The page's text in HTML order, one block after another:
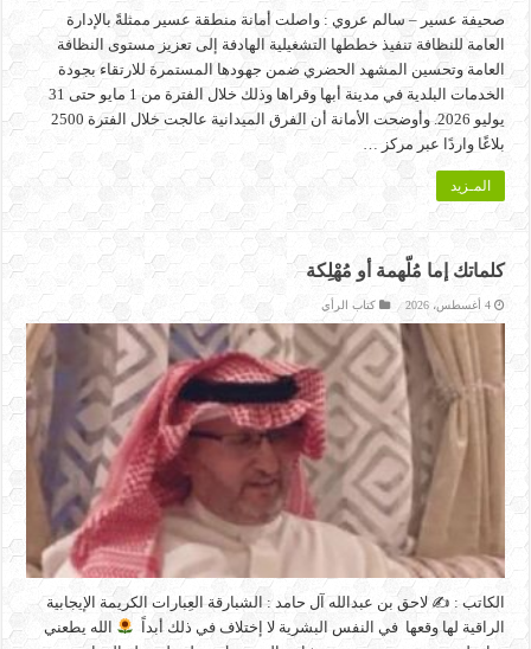
صحيفة عسير – سالم عروي : واصلت أمانة منطقة عسير ممثلةً بالإدارة
العامة للنظافة تنفيذ خططها التشغيلية الهادفة إلى تعزيز مستوى النظافة
العامة وتحسين المشهد الحضري ضمن جهودها المستمرة للارتقاء بجودة
الخدمات البلدية في مدينة أبها وقراها وذلك خلال الفترة من 1 مايو حتى 31
يوليو 2026. وأوضحت الأمانة أن الفرق الميدانية عالجت خلال الفترة 2500
بلاغًا واردًا عبر مركز …
المـزيد
كلماتك إما مُلّهمة أو مُهْلِكة
4 أغسطس، 2026 كتاب الرأي
الكاتب : ✍ لاحق بن عبدالله آل حامد : الشبارقة العِبارات الكريمة الإيجابية
الراقية لها وقعها في النفس البشرية لا إختلاف في ذلك أبداً
الله يطعني